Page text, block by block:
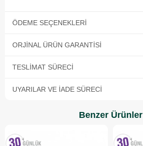
ÖDEME SEÇENEKLERI
ORJINAL ÜRÜN GARANTISI
TESLIMAT SÜRECI
UYARILAR VE İADE SÜRECI
Benzer Ürünler